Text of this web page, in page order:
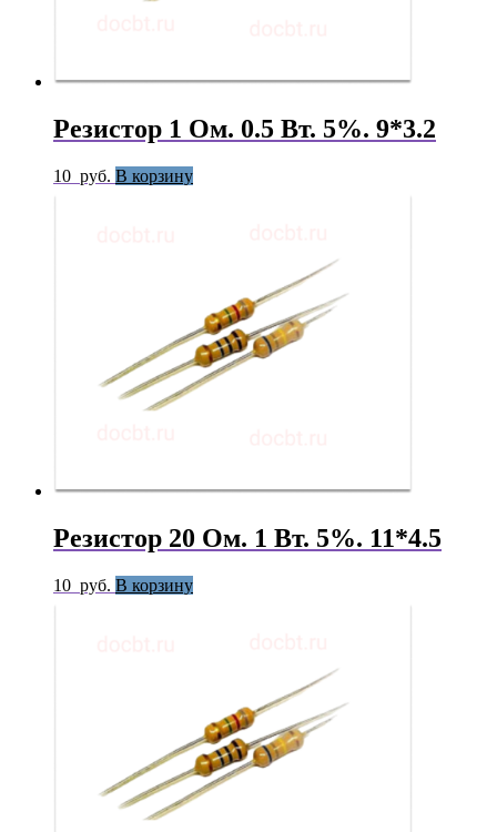
Резистор 1 Ом. 0.5 Вт. 5%. 9*3.2
10 руб. В корзину
Резистор 20 Ом. 1 Вт. 5%. 11*4.5
10 руб. В корзину